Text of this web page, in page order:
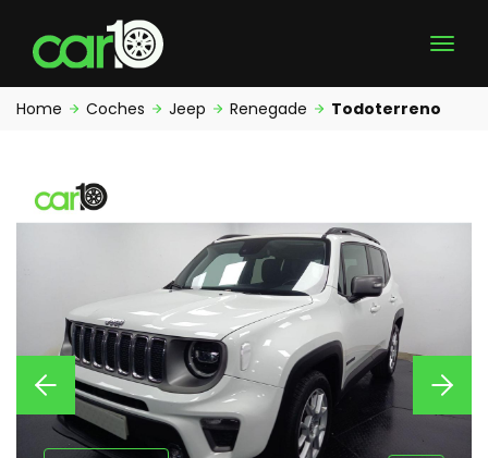
Home Coches Jeep Renegade Todoterreno